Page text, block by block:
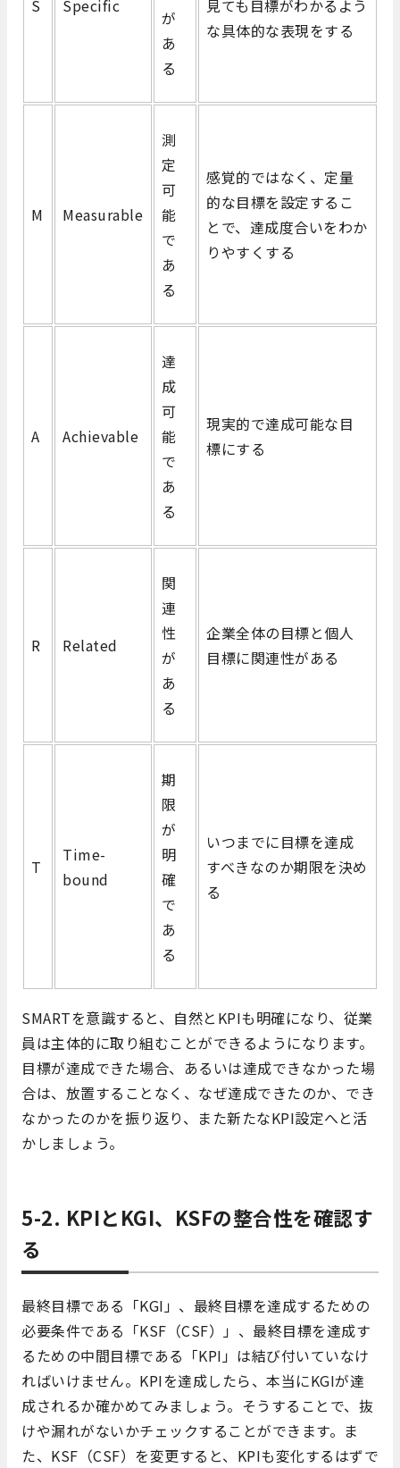
S Specific
が
あ
る
見ても目標がわかるよう
な具体的な表現をする
M Measurable
測
定
可
能
で
あ
る
感覚的ではなく、定量
的な目標を設定するこ
とで、達成度合いをわか
りやすくする
A Achievable
達
成
可
能
で
あ
る
現実的で達成可能な目
標にする
R Related
関
連
性
が
あ
る
企業全体の目標と個人
目標に関連性がある
T
Time-
bound
期
限
が
明
確
で
あ
る
いつまでに目標を達成
すべきなのか期限を決め
る
SMARTを意識すると、自然とKPIも明確になり、従業
員は主体的に取り組むことができるようになります。
目標が達成できた場合、あるいは達成できなかった場
合は、放置することなく、なぜ達成できたのか、でき
なかったのかを振り返り、また新たなKPI設定へと活
かしましょう。
5-2. KPIとKGI、KSFの整合性を確認す
る
最終目標である「KGI」、最終目標を達成するための
必要条件である「KSF（CSF）」、最終目標を達成す
るための中間目標である「KPI」は結び付いていなけ
ればいけません。KPIを達成したら、本当にKGIが達
成されるか確かめてみましょう。そうすることで、抜
けや漏れがないかチェックすることができます。ま
た、KSF（CSF）を変更すると、KPIも変化するはずで